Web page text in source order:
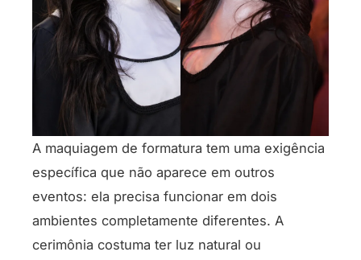
A maquiagem de formatura tem uma exigência
específica que não aparece em outros
eventos: ela precisa funcionar em dois
ambientes completamente diferentes. A
cerimônia costuma ter luz natural ou